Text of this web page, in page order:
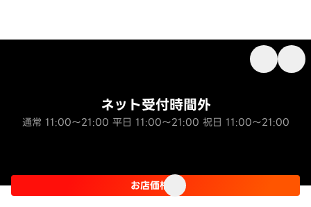
ネット受付時間外
通常 11:00～21:00 平日 11:00～21:00 祝日 11:00～21:00
お店価格